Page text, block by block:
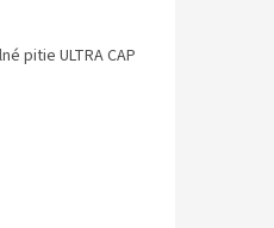
pitie ULTRA CAP